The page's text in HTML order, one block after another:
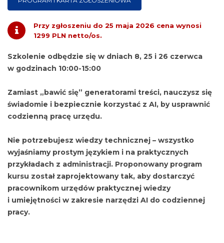
Przy zgłoszeniu do 25 maja 2026 cena wynosi
1299 PLN netto/os.
Szkolenie odbędzie się w dniach 8, 25 i 26 czerwca
w godzinach 10:00-15:00
Zamiast „bawić się” generatorami treści, nauczysz się
świadomie i bezpiecznie korzystać z AI, by usprawnić
codzienną pracę urzędu.
Nie potrzebujesz wiedzy technicznej – wszystko
wyjaśniamy prostym językiem i na praktycznych
przykładach z administracji. Proponowany program
kursu został zaprojektowany tak, aby dostarczyć
pracownikom urzędów praktycznej wiedzy
i umiejętności w zakresie narzędzi AI do codziennej
pracy.